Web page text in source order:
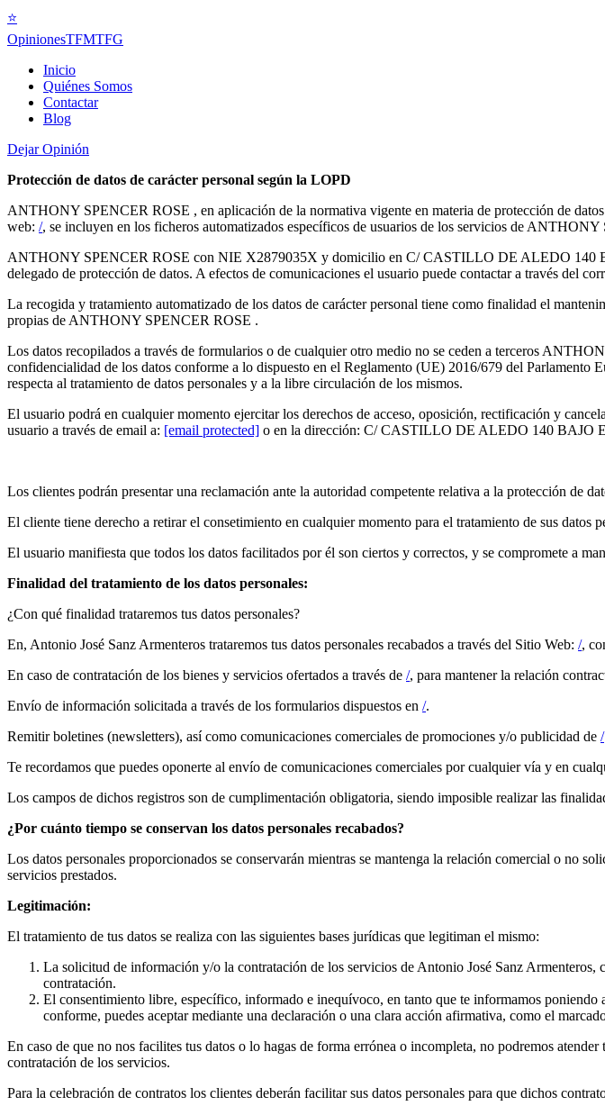
⭐
OpinionesTFMTFG
Inicio
Quiénes Somos
Contactar
Blog
Dejar Opinión
Protección de datos de carácter personal según la LOPD
ANTHONY SPENCER ROSE , en aplicación de la normativa vigente en materia de protección de
web: /, se incluyen en los ficheros automatizados específicos de usuarios de los servicios de
ANTHONY SPENCER ROSE con NIE X2879035X y domicilio en C/ CASTILLO DE ALEDO 140
delegado de protección de datos. A efectos de comunicaciones el usuario puede contactar a través del
La recogida y tratamiento automatizado de los datos de carácter personal tiene como finalidad el
propias de ANTHONY SPENCER ROSE .
Los datos recopilados a través de formularios o de cualquier otro medio no se ceden a terceros
confidencialidad de los datos conforme a lo dispuesto en el Reglamento (UE) 2016/679 del
respecta al tratamiento de datos personales y a la libre circulación de los mismos.
El usuario podrá en cualquier momento ejercitar los derechos de acceso, oposición, rectificación y
usuario a través de email a: [email protected] o en la dirección: C/ CASTILLO DE ALEDO 140
Los clientes podrán presentar una reclamación ante la autoridad competente relativa a la protección de
El cliente tiene derecho a retirar el consetimiento en cualquier momento para el tratamiento de sus datos
El usuario manifiesta que todos los datos facilitados por él son ciertos y correctos, y se compromete a
Finalidad del tratamiento de los datos personales:
¿Con qué finalidad trataremos tus datos personales?
En, Antonio José Sanz Armenteros trataremos tus datos personales recabados a través del Sitio Web: /,
En caso de contratación de los bienes y servicios ofertados a través de /, para mantener la relación
Envío de información solicitada a través de los formularios dispuestos en /.
Remitir boletines (newsletters), así como comunicaciones comerciales de promociones y/o publicidad de /
Te recordamos que puedes oponerte al envío de comunicaciones comerciales por cualquier vía y en
Los campos de dichos registros son de cumplimentación obligatoria, siendo imposible realizar las
¿Por cuánto tiempo se conservan los datos personales recabados?
Los datos personales proporcionados se conservarán mientras se mantenga la relación comercial o no
servicios prestados.
Legitimación:
El tratamiento de tus datos se realiza con las siguientes bases jurídicas que legitiman el mismo:
La solicitud de información y/o la contratación de los servicios de Antonio José Sanz
contratación.
El consentimiento libre, específico, informado e inequívoco, en tanto que te informamos
conforme, puedes aceptar mediante una declaración o una clara acción afirmativa, como el
En caso de que no nos facilites tus datos o lo hagas de forma errónea o incompleta, no podremos
contratación de los servicios.
Para la celebración de contratos los clientes deberán facilitar sus datos personales para que dichos